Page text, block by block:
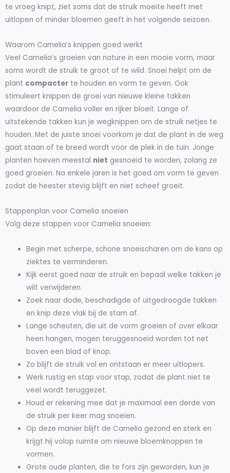
te vroeg knipt, ziet soms dat de struik moeite heeft met
uitlopen of minder bloemen geeft in het volgende seizoen.
Waarom Camelia’s knippen goed werkt
Veel Camelia’s groeien van nature in een mooie vorm, maar
soms wordt de struik te groot of te wild. Snoei helpt om de
plant compacter te houden en vorm te geven. Ook
stimuleert knippen de groei van nieuwe kleine takken
waardoor de Camelia voller en rijker bloeit. Lange of
uitstekende takken kun je wegknippen om de struik netjes te
houden. Met de juiste snoei voorkom je dat de plant in de weg
gaat staan of te breed wordt voor de plek in de tuin. Jonge
planten hoeven meestal niet gesnoeid te worden, zolang ze
goed groeien. Na enkele jaren is het goed om vorm te geven
zodat de heester stevig blijft en niet scheef groeit.
Stappenplan voor Camelia snoeien
Volg deze stappen voor Camelia snoeien:
Begin met scherpe, schone snoeischaren om de kans op
ziektes te verminderen.
Kijk eerst goed naar de struik en bepaal welke takken je
wilt verwijderen.
Zoek naar dode, beschadigde of uitgedroogde takken
en knip deze vlak bij de stam af.
Lange scheuten, die uit de vorm groeien of over elkaar
heen hangen, mogen teruggesnoeid worden tot net
boven een blad of knop.
Zo blijft de struik vol en ontstaan er meer uitlopers.
Werk rustig en stap voor stap, zodat de plant niet te
veel wordt teruggezet.
Houd er rekening mee dat je maximaal een derde van
de struik per keer mag snoeien.
Op deze manier blijft de Camelia gezond en sterk en
krijgt hij volop ruimte om nieuwe bloemknoppen te
vormen.
Grote oude planten, die te fors zijn geworden, kun je